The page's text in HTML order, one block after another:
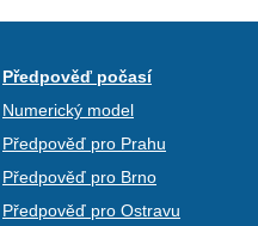
Předpověď počasí
Numerický model
Předpověď pro Prahu
Předpověď pro Brno
Předpověď pro Ostravu